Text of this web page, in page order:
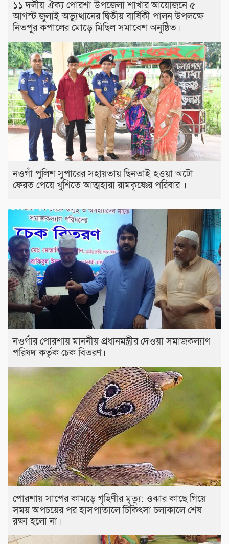
১১ দলীয় ঐক্য পোরশা উপজেলা শাখার আয়োজনে ৫
আগস্ট জুলাই অভ্যুত্থানের দ্বিতীয় বার্ষিকী পালন উপলক্ষে
নিতপুর কপালের মোড়ে মিছিল সমাবেশ অনুষ্ঠিত।
নওগাঁ পুলিশ সুপারের সহায়তায় ছিনতাই হওয়া অটো
ফেরত পেয়ে খুশিতে আত্মহারা রামকৃষ্ণের পরিবার ।
নওগাঁর পোরশায় মাননীয় প্রধানমন্ত্রীর দেওয়া সমাজকল্যাণ
পরিষদ কর্তৃক চেক বিতরণ।
পোরশায় সাপের কামড়ে গৃহিণীর মৃত্যু: ওঝার কাছে গিয়ে
সময় অপচয়ের পর হাসপাতালে চিকিৎসা চলাকালে শেষ
রক্ষা হলো না।